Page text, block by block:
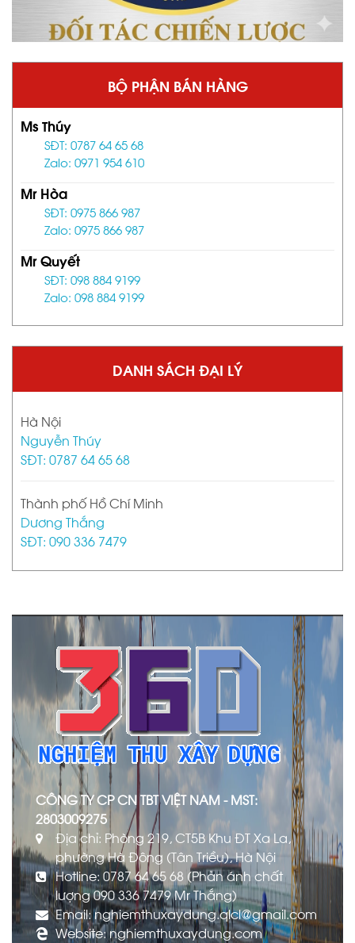
BỘ PHẬN BÁN HÀNG
Ms Thúy
SĐT: 0787 64 65 68
Zalo: 0971 954 610
Mr Hòa
SĐT: 0975 866 987
Zalo: 0975 866 987
Mr Quyết
SĐT: 098 884 9199
Zalo: 098 884 9199
DANH SÁCH ĐẠI LÝ
Hà Nội
Nguyễn Thúy
SĐT: 0787 64 65 68
Thành phố Hồ Chí Minh
Dương Thắng
SĐT: 090 336 7479
CÔNG TY CP CN TBT VIỆT NAM - MST:
2803009275
Địa chỉ: Phòng 219, CT5B Khu ĐT Xa La,
phường Hà Đông (Tân Triều), Hà Nội
Hotline: 0787 64 65 68 (Phản ánh chất
lượng 090 336 7479 Mr Thắng)
Email: nghiemthuxaydung.qlcl@gmail.com
Website: nghiemthuxaydung.com